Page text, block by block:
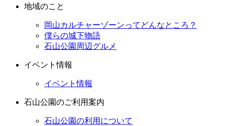
地域のこと
岡山カルチャーゾーンってどんなところ？
僕らの城下物語
石山公園周辺グルメ
イベント情報
イベント情報
石山公園のご利用案内
石山公園の利用について